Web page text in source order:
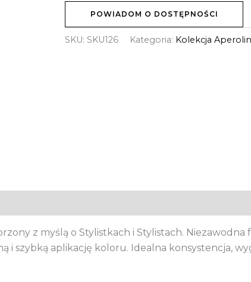
POWIADOM O DOSTĘPNOŚCI
SKU:SKU126 Kategoria: Kolekcja
z myślą o Stylistkach i Stylistach. Niezawodna
i szybką aplikację koloru. Idealna konsystencja,